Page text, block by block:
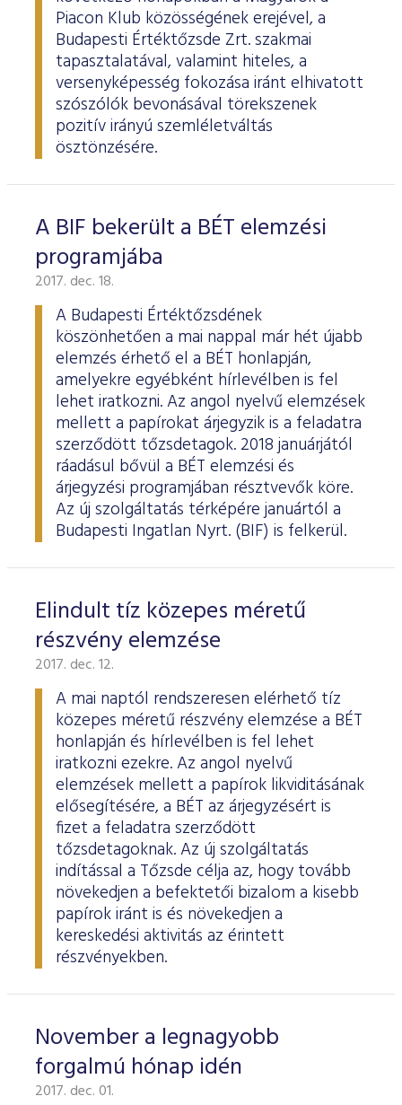
ESG Útmutató
Piacon Klub közösségének erejével, a
Budapesti Értéktőzsde Zrt. szakmai
tapasztalatával, valamint hiteles, a
versenyképesség fokozása iránt elhivatott
szószólók bevonásával törekszenek
pozitív irányú szemléletváltás
ösztönzésére.
A BIF bekerült a BÉT elemzési
programjába
2017. dec. 18.
A Budapesti Értéktőzsdének
köszönhetően a mai nappal már hét újabb
elemzés érhető el a BÉT honlapján,
amelyekre egyébként hírlevélben is fel
lehet iratkozni. Az angol nyelvű elemzések
mellett a papírokat árjegyzik is a feladatra
szerződött tőzsdetagok. 2018 januárjától
ráadásul bővül a BÉT elemzési és
árjegyzési programjában résztvevők köre.
Az új szolgáltatás térképére januártól a
Budapesti Ingatlan Nyrt. (BIF) is felkerül.
Elindult tíz közepes méretű
részvény elemzése
2017. dec. 12.
A mai naptól rendszeresen elérhető tíz
közepes méretű részvény elemzése a BÉT
honlapján és hírlevélben is fel lehet
iratkozni ezekre. Az angol nyelvű
elemzések mellett a papírok likviditásának
elősegítésére, a BÉT az árjegyzésért is
fizet a feladatra szerződött
tőzsdetagoknak. Az új szolgáltatás
indítással a Tőzsde célja az, hogy tovább
növekedjen a befektetői bizalom a kisebb
papírok iránt is és növekedjen a
kereskedési aktivitás az érintett
részvényekben.
November a legnagyobb
forgalmú hónap idén
2017. dec. 01.